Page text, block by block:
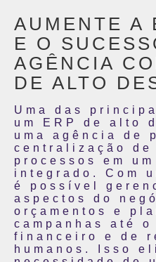
AUMENTE A
E O
AGÊNCIA
DE ALTO
Uma das
um ERP de alto
uma agência de
centralização de
processos em
integrado. Com
é possível
aspectos do
orçamentos e
campanhas até
financeiro e de
humanos. Isso